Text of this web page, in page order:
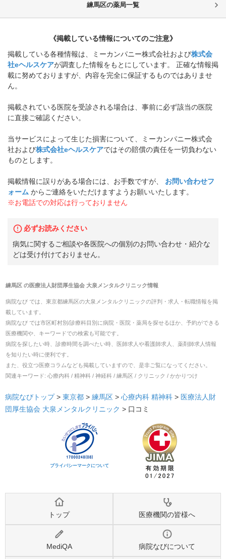
練馬区の薬局一覧
《掲載している情報についてのご注意》
掲載している各種情報は、ミーカンパニー株式会社および株式会
社eヘルスケアが調査した情報をもとにしています。 正確な情報掲
載に努めておりますが、内容を完全に保証するものではありませ
ん。
掲載されている医院を受診される場合は、事前に必ず該当の医院
に直接ご確認ください。
当サービスによって生じた損害について、ミーカンパニー株式会
社および株式会社eヘルスケアではその賠償の責任を一切負わない
ものとします。
掲載情報に誤りがある場合には、お手数ですが、
お問い合わせフ
ォーム からご連絡をいただけますようお願いいたします。
※お電話での対応は行っておりません
必ずお読みください
病気に関するご相談や各医院への個別のお問い合わせ・紹介な
どは受け付けておりません。
練馬区の医療法人財団厚生協会 大泉メンタルクリニック情報
病院なび では、 東京都練馬区の大泉メンタルクリニックの評判・求人・転職情報を掲
載しています。
病院なび では市区町村別/診療科目別に病院・医院・薬局を探せるほか、予約ができる
医療機関や、キーワードでの検索も可能です。
病院を探したい時、診療時間を調べたい時、医師求人や看護師求人、薬剤師求人情報
を知りたい時に便利です。
また、役立つ医療コラムなども掲載していますので、是非ご覧になってください。
関連キーワード: 心療内科 / 精神科 / 神経科 / 練馬区 / クリニック / かかりつけ
病院なびトップ > 東京都 > 練馬区 > 心療内科 精神科 > 医療法人財
団厚生協会 大泉メンタルクリニック > 口コミ
プライバシーマークについて
トップ 医療機関の皆様へ
MediQA 病院なびについて